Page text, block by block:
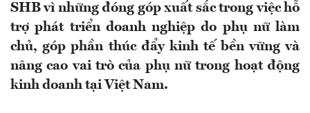
SHB vì những đóng góp xuất sắc trong việc hỗ
trợ phát triển doanh nghiệp do phụ nữ làm
chủ, góp phần thúc đẩy kinh tế bền vững và
nâng cao vai trò của phụ nữ trong hoạt động
kinh doanh tại Việt Nam.